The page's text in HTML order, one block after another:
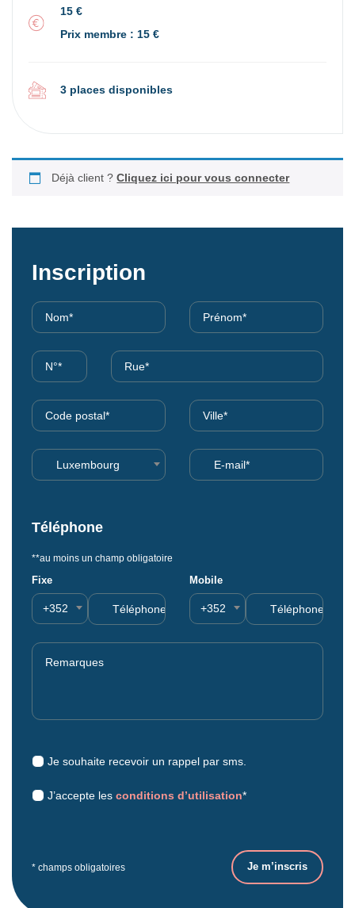
15 €
Prix membre : 15 €
3 places disponibles
Déjà client ?Cliquez ici pour vous connecter
Inscription
Luxembourg
Téléphone
**au moins un champ obligatoire
Fixe
+352
Mobile
+352
Je souhaite recevoir un rappel par sms.
J’accepte les conditions d’utilisation*
* champs obligatoires